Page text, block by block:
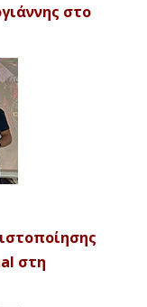
στο
στη